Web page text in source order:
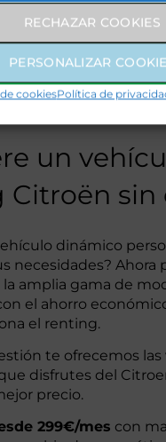
RECHAZAR COOKIES
PERSONALIZAR
cookiesPolítica de
de más información en
un
Citroën sin
dinámico
necesidades? Ahora
amplia gama de
el ahorro
el renting.
te ofrecemos
disfrutes del
precio.
299€/mes con